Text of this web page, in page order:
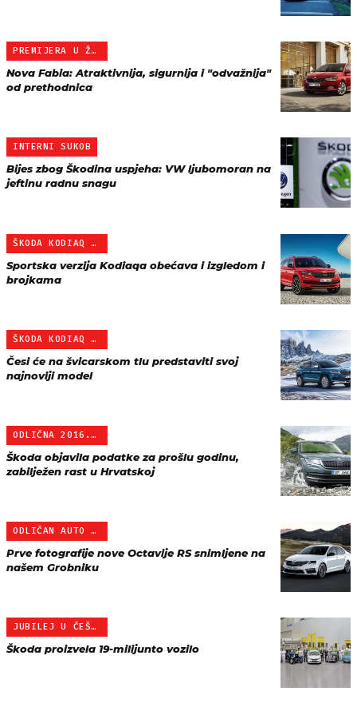
PREMIJERA U ŽENEVI
Nova Fabia: Atraktivnija, sigurnija i "odvažnija"
od prethodnica
INTERNI SUKOB
Bijes zbog Škodina uspjeha: VW ljubomoran na
jeftinu radnu snagu
ŠKODA KODIAQ SPORTLINE
Sportska verzija Kodiaqa obećava i izgledom i
brojkama
ŠKODA KODIAQ SCOUT
Česi će na švicarskom tlu predstaviti svoj
najnoviji model
ODLIČNA 2016. ZA ČEHE
Škoda objavila podatke za prošlu godinu,
zabilježen rast u Hrvatskoj
ODLIČAN AUTO NA ODLIČNOJ…
Prve fotografije nove Octavije RS snimljene na
našem Grobniku
JUBILEJ U ČEŠKOJ
Škoda proizvela 19-milijunto vozilo